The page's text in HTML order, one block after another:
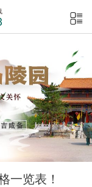
一览表！